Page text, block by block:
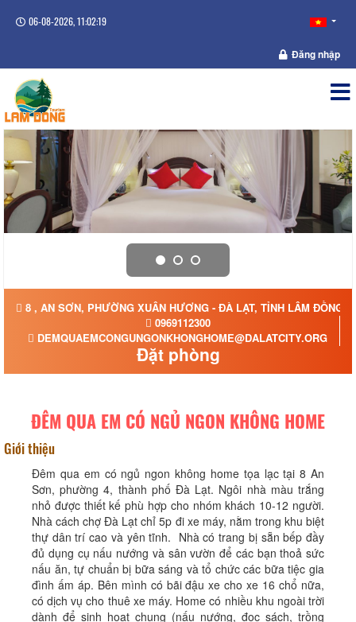
06-08-2026, 11:02:19
Đăng nhập
8 , AN SƠN, PHƯỜNG XUÂN HƯƠNG - ĐÀ LẠT, TỈNH LÂM ĐỒNG
0969112300
DEMQUAEMCONGUNGONKHONGHOME@DALATCITY.ORG
Đặt phòng
ĐÊM QUA EM CÓ NGỦ NGON KHÔNG HOME
Giới thiệu
Đêm qua em có ngủ ngon không home tọa lạc tại 8 An
Sơn, phường 4, thành phố Đà Lạt. Ngôi nhà màu trắng
nhỏ được thiết kế phù hợp cho nhóm khách 10-12 người.
Nhà cách chợ Đà Lạt chỉ 5p đi xe máy, nằm trong khu biệt
thự dân trí cao và yên tĩnh. Nhà có trang bị sẵn bếp đầy
đủ dụng cụ nấu nướng và sân vườn để các bạn thoả sức
nấu ăn, tự chuẩn bị bữa sáng và tổ chức các bữa tiệc gia
đình ấm áp. Bên mình có bãi đậu xe cho xe 16 chổ nữa,
có dịch vụ cho thuê xe máy. Home có nhiều khu ngoài trời
dành để sinh hoạt chung (nấu nướng, đọc sách, trồng